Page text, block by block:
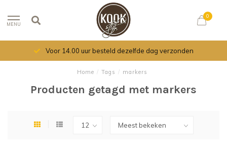
MENU
0
Voor 14.00 uur besteld dezelfde dag verzonden
Home / Tags / markers
Producten getagd met markers